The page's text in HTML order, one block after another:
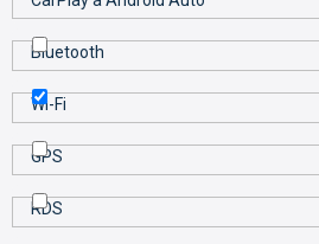
Bluetooth
Wi-Fi
GPS
RDS